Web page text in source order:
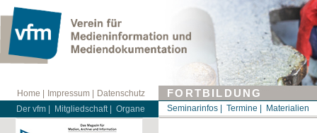
Home | Impressum |
Datenschutz
Der vfm |
Mitgliedschaft | Organe
FORTBILDUNG
Seminarinfos | Termine | Materialien